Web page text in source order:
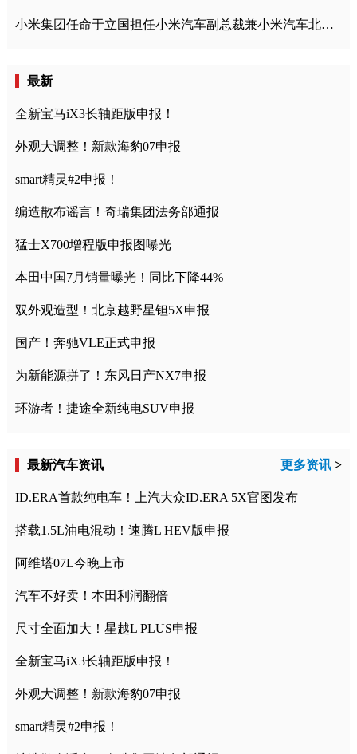
小米集团任命于立国担任小米汽车副总裁兼小米汽车北京总部政委
最新
全新宝马iX3长轴距版申报！
外观大调整！新款海豹07申报
smart精灵#2申报！
编造散布谣言！奇瑞集团法务部通报
猛士X700增程版申报图曝光
本田中国7月销量曝光！同比下降44%
双外观造型！北京越野星钽5X申报
国产！奔驰VLE正式申报
为新能源拼了！东风日产NX7申报
环游者！捷途全新纯电SUV申报
最新汽车资讯 更多资讯 >
ID.ERA首款纯电车！上汽大众ID.ERA 5X官图发布
搭载1.5L油电混动！速腾L HEV版申报
阿维塔07L今晚上市
汽车不好卖！本田利润翻倍
尺寸全面加大！星越L PLUS申报
全新宝马iX3长轴距版申报！
外观大调整！新款海豹07申报
smart精灵#2申报！